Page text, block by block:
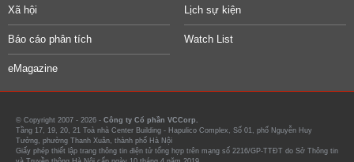
Xã hội Lịch sự kiện
Báo cáo phân tích Watch List
eMagazine
© Copyright 2007 - 2026 - Công ty Cổ phần VCCorp.
Tầng 17, 19, 20, 21 Toà nhà Center Building - Hapulico Complex, Số 01, phố Nguyễn Huy
Tưởng, phường Thanh Xuân, thành phố Hà Nội
Giấy phép thiết lập trang thông tin điện tử tổng hợp trên mạng số 2216/GP-TTĐT do Sở Thông tin